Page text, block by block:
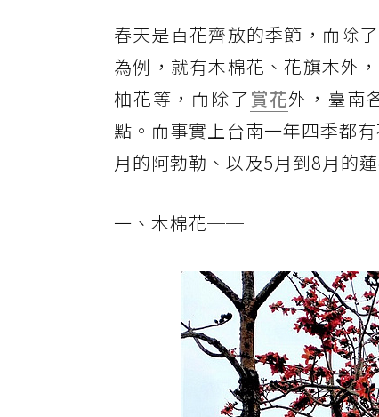
春天是百花齊放的季節，而除
為例，就有木棉花、花旗木外
柚花等，而除了賞花外，臺南
點。而事實上台南一年四季都
月的阿勃勒、以及5月到8月的蓮
一、木棉花──